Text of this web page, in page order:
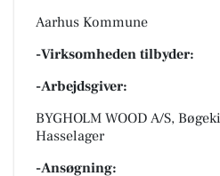
Aarhus Kommune
-Virksomheden tilbyder:
-Arbejdsgiver:
BYGHOLM WOOD A/S,
Hasselager
-Ansøgning: